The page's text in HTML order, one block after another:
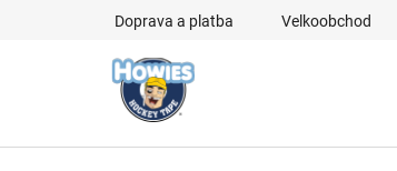
Doprava a platba Velkoobchod